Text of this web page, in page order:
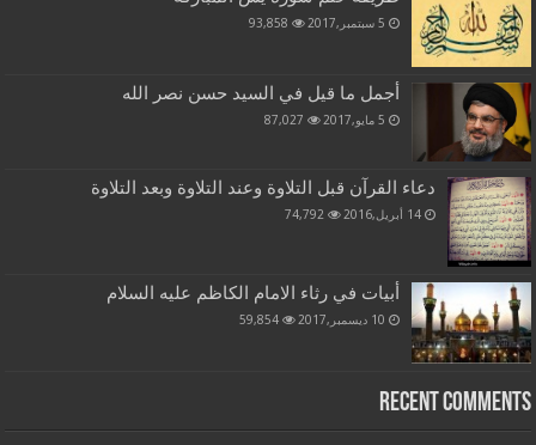
5 سبتمبر,2017 93,858
أجمل ما قيل في السيد حسن نصر الله
5 مايو,2017 87,027
دعاء القرآن قبل التلاوة وعند التلاوة وبعد التلاوة
14 أبريل,2016 74,792
أبيات في رثاء الامام الكاظم عليه السلام
10 ديسمبر,2017 59,854
Recent Comments